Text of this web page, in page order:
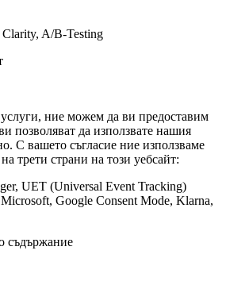
A/B-Testing
ние можем да ви предоставим
позволяват да използвате нашия
С вашето съгласие ние използваме
трети страни на този уебсайт:
UET (Universal Event Tracking)
Google Consent Mode, Klarna,
съдържание